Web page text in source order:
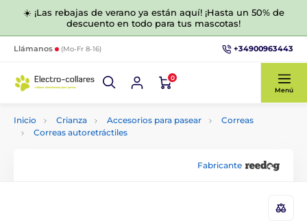
☀️ ¡Las rebajas de verano ya están aquí! ¡Hasta un 50% de
descuento en todo para tus mascotas!
Llámanos (Mo-Fr 8-16) +34900963443
0
Menú
Inicio Crianza Accesorios para pasear
Correas
Correas autoretráctiles
Fabricante